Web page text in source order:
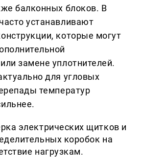
балконных блоков. В
устанавливают
которые могут
замене уплотнителей.
для угловых
температур
электрических щитков и
коробок на
нагрузкам.